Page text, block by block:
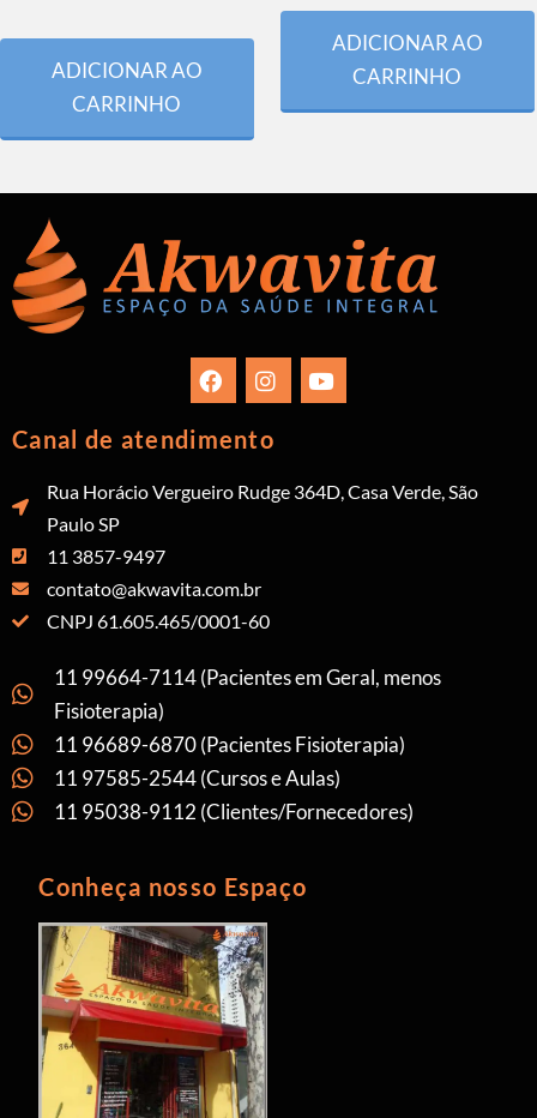
ADICIONAR AO
CARRINHO
ADICIONAR AO
CARRINHO
Canal de atendimento
Rua Horácio Vergueiro Rudge 364D, Casa Verde, São
Paulo SP
11 3857-9497
contato@akwavita.com.br
CNPJ 61.605.465/0001-60
11 99664-7114 (Pacientes em Geral, menos
Fisioterapia)
11 96689-6870 (Pacientes Fisioterapia)
11 97585-2544 (Cursos e Aulas)
11 95038-9112 (Clientes/Fornecedores)
Conheça nosso Espaço